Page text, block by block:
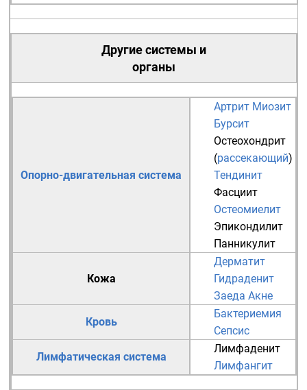
Другие системы и
органы
Опорно-двигательная система
Артрит Миозит
Бурсит
Остеохондрит
(рассекающий)
Тендинит
Фасциит
Остеомиелит
Эпикондилит
Панникулит
Кожа
Дерматит
Гидраденит
Заеда Акне
Кровь
Бактериемия
Сепсис
Лимфатическая система
Лимфаденит
Лимфангит